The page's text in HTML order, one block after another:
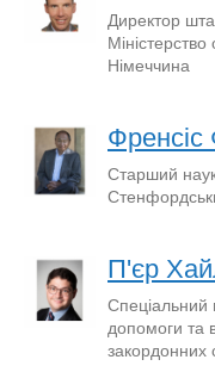
Директор
Німеччина
Старший
П'єр
Спеціальний
допомоги та
закордонних